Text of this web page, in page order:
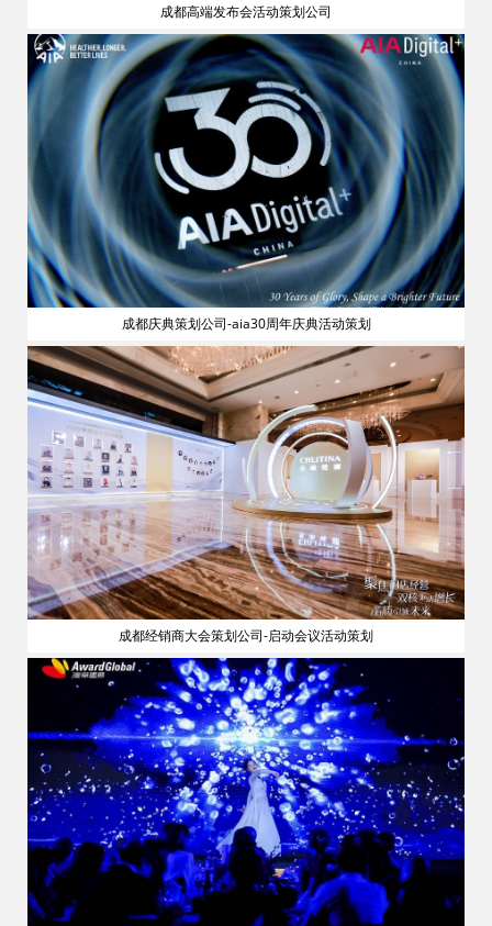
成都高端发布会活动策划公司
成都庆典策划公司-aia30周年庆典活动策划
成都经销商大会策划公司-启动会议活动策划